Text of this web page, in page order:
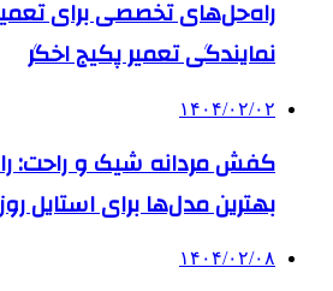
راه‌حل‌های تخصصی برای
نمایندگی تعمیر پکیج اخگر
۱۴۰۴/۰۲/۰۲
کفش مردانه شیک و راحت:
بهترین مدل‌ها برای استایل
۱۴۰۴/۰۲/۰۸